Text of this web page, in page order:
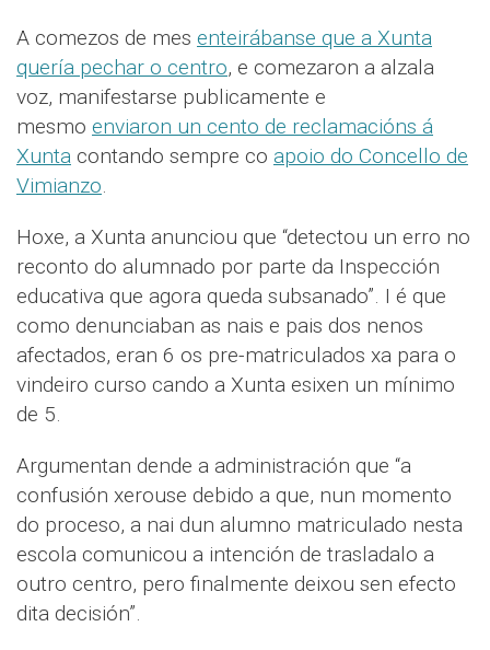
A comezos de mes enteirábanse que a Xunta
quería pechar o centro, e comezaron a alzala
voz, manifestarse publicamente e
mesmo enviaron un cento de reclamacións á
Xunta contando sempre co apoio do Concello de
Vimianzo
Hoxe, a Xunta anunciou que “detectou un erro no
reconto do alumnado por parte da Inspección
educativa que agora queda subsanado”. I é que
como denunciaban as nais e pais dos nenos
afectados, eran 6 os pre-matriculados xa para o
vindeiro curso cando a Xunta esixen un mínimo
de 5.
Argumentan dende a administración que “a
confusión xerouse debido a que, nun momento
do proceso, a nai dun alumno matriculado nesta
escola comunicou a intención de trasladalo a
outro centro, pero finalmente deixou sen efecto
dita decisión”.